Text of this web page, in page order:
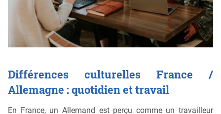
Différences culturelles France /
Allemagne : quotidien et travail
En France, un Allemand est perçu comme un travailleur